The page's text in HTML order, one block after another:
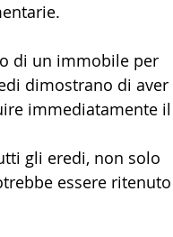
di un immobile per
dimostrano di aver
immediatamente il
gli eredi, non solo
essere ritenuto